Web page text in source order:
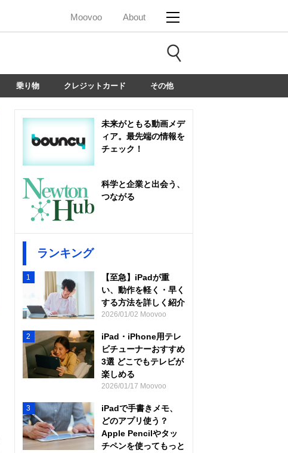
Moovoo About
乗り物 クレジットカード その他
未来がともる動画メデ
ィア。最先端の情報を
チェック！
科学と企業と出会う、
つながる
ランキング
1
【至急】iPadが重
い、動作を軽く・早く
する方法を詳しく紹介
2026/01/02 Moovoo
2
iPad・iPhone用テレ
ビチューナーおすすめ
3選 どこでもテレビが
楽しめる
2026/01/17 Moovoo
3
iPadで手書きメモ、
どのアプリ使う？
Apple Pencilやタッ
チペンを使ってもっと